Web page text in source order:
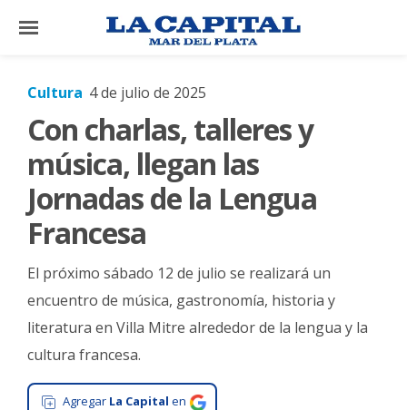
×
El
El
Mundo
La
Cultura
Tecnología
Gastronomía
Salud
Cultura 4 de julio de 2025
Con charlas, talleres y
música, llegan las
Jornadas de la Lengua
Francesa
El próximo sábado 12 de julio se realizará un
encuentro de música, gastronomía, historia y
literatura en Villa Mitre alrededor de la lengua y la
cultura francesa.
Agregar La Capital en